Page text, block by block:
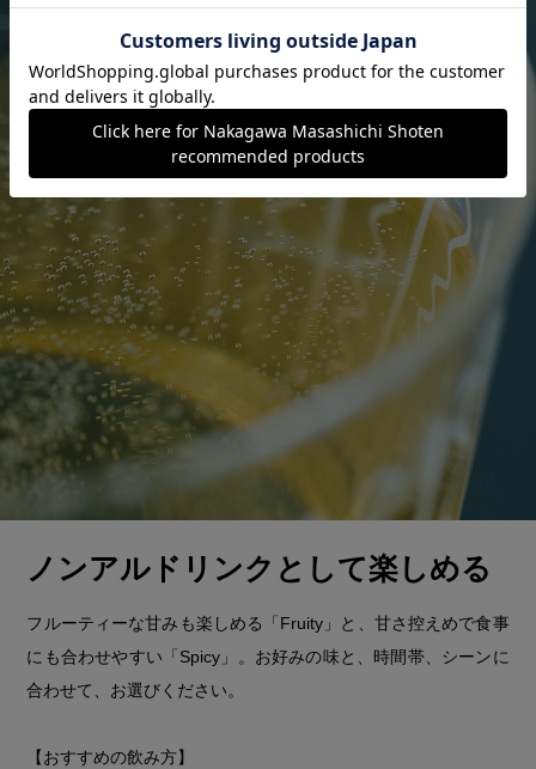
ノンアルドリンクとして楽しめる
フルーティーな甘みも楽しめる「Fruity」と、甘さ控えめで食事
にも合わせやすい「Spicy」。お好みの味と、時間帯、シーンに
合わせて、お選びください。
【おすすめの飲み方】